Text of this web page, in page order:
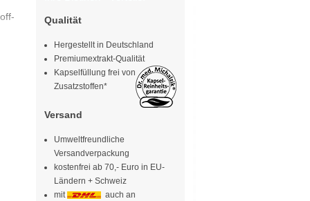
Qualität
Hergestellt in Deutschland
Premiumextrakt-Qualität
Kapselfüllung frei von
Zusatzstoffen*
Versand
Umweltfreundliche
Versandverpackung
kostenfrei ab 70,- Euro in EU-
Ländern + Schweiz
mit
auch an